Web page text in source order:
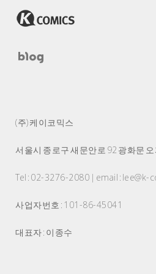
(주) 케이코믹스
서울시 종로구 새문안로 92 광화문
Tel : 02-3276-2080 | email : lee@k-
사업자번호 : 101-86-45041
대표자 : 이종수